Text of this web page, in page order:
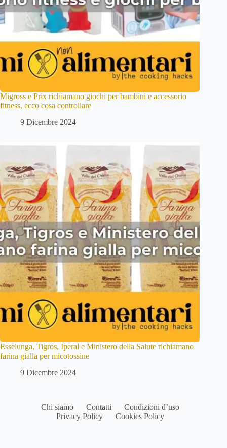
Migross e Prix richiamano giochi per bambini e accessorio
fitness, ecco cosa controllare
9 Dicembre 2024
Esselunga, Tigros, Iperal e Ministero della Salute richiamano
farina gialla per micotossine
9 Dicembre 2024
Chi siamo Contatti
Condizioni d’uso
Privacy Policy
Cookies Policy